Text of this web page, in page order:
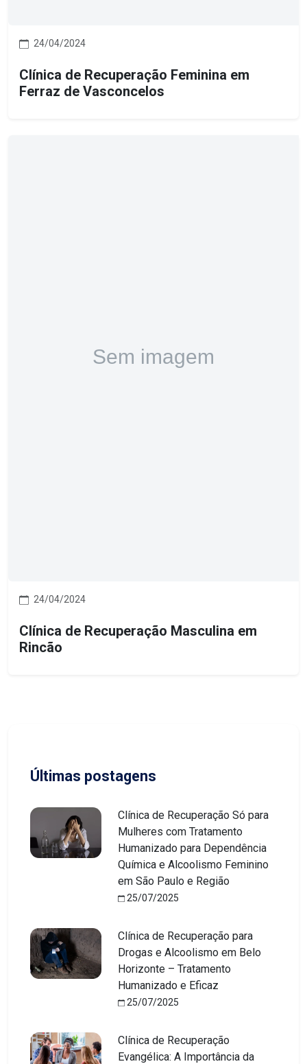
24/04/2024
Clínica de Recuperação Feminina em
Ferraz de Vasconcelos
24/04/2024
Clínica de Recuperação Masculina em
Rincão
Últimas postagens
Clínica de Recuperação Só para
Mulheres com Tratamento
Humanizado para Dependência
Química e Alcoolismo Feminino
em São Paulo e Região
25/07/2025
Clínica de Recuperação para
Drogas e Alcoolismo em Belo
Horizonte – Tratamento
Humanizado e Eficaz
25/07/2025
Clínica de Recuperação
Evangélica: A Importância da